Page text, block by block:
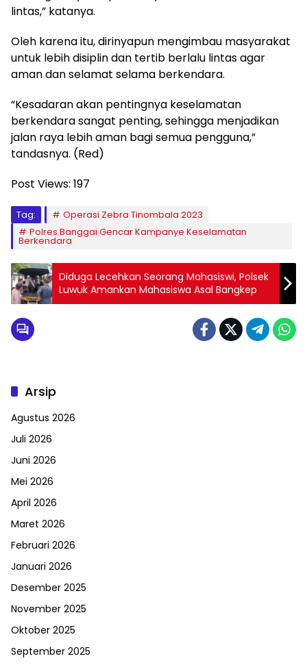
lintas,” katanya.
Oleh karena itu, dirinyapun mengimbau masyarakat
untuk lebih disiplin dan tertib berlalu lintas agar
aman dan selamat selama berkendara.
“Kesadaran akan pentingnya keselamatan
berkendara sangat penting, sehingga menjadikan
jalan raya lebih aman bagi semua pengguna,”
tandasnya. (Red)
Post Views: 197
Tag:
Operasi Zebra Tinombala 2023
Polres Banggai Gencar Kampanye Keselamatan
Berkendara
Diduga Lecehkan Seorang Mahasiswi, Polsek
Luwuk Amankan Mahasiswa Asal Bangkep
Arsip
Agustus 2026
Juli 2026
Juni 2026
Mei 2026
April 2026
Maret 2026
Februari 2026
Januari 2026
Desember 2025
November 2025
Oktober 2025
September 2025